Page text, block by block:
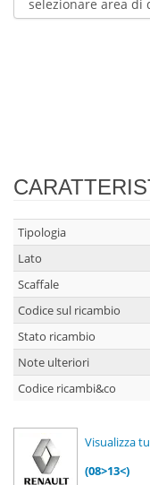
Tipologia
Lato
Scaffale
Codice sul ricambio
Stato ricambio
Note ulteriori
Codice ricambi&co
Visualizza
(08>13<)